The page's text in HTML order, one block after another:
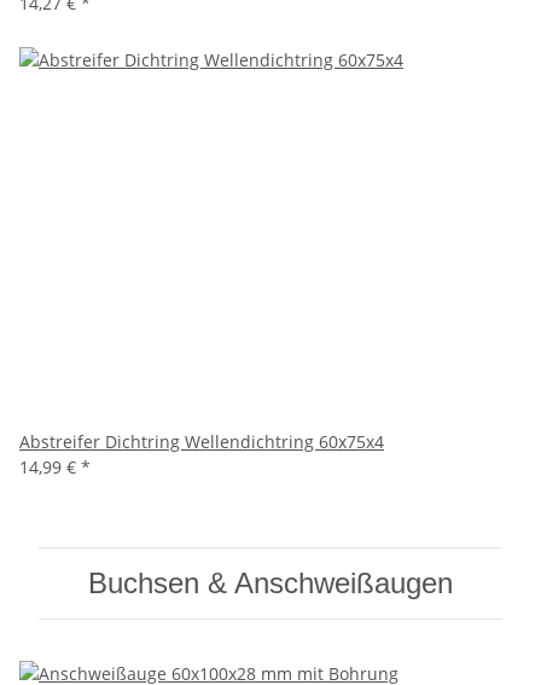
Abstreifer Dichtring Wellendichtring 60x75x4
14,99 € *
Buchsen & Anschweißaugen